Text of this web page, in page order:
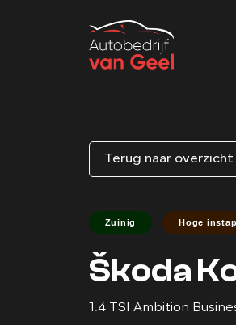
Terug naar overzicht
Zuinig Hoge instap
Škoda
1.4 TSI Ambition